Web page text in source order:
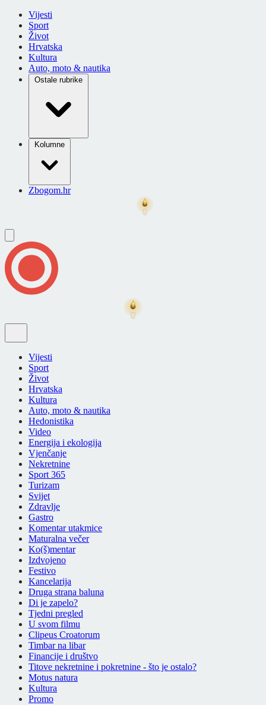
Vijesti
Sport
Život
Hrvatska
Kultura
Auto, moto & nautika
Ostale rubrike
Kolumne
Zbogom.hr
Vijesti
Sport
Život
Hrvatska
Kultura
Auto, moto & nautika
Hedonistika
Video
Energija i ekologija
Vjenčanje
Nekretnine
Sport 365
Turizam
Svijet
Zdravlje
Gastro
Komentar utakmice
Maturalna večer
Ko(š)mentar
Izdvojeno
Festivo
Kancelarija
Druga strana baluna
Di je zapelo?
Tjedni pregled
U svom filmu
Clipeus Croatorum
Timbar na libar
Financije i društvo
Titove nekretnine i pokretnine - što je ostalo?
Motus natura
Kultura
Promo